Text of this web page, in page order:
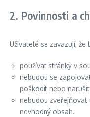
2. Povinnosti a
Uživatelé se zavazují, že
používat stránky v
nebudou se
poškodit nebo
nebudou zveřejňovat
nevhodný obsah.